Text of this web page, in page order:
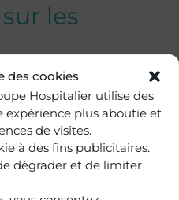
des cookies
Hospitalier utilise des
expérience plus aboutie et
de visites.
à des fins publicitaires.
dégrader et de limiter
les
Joseph
Joseph